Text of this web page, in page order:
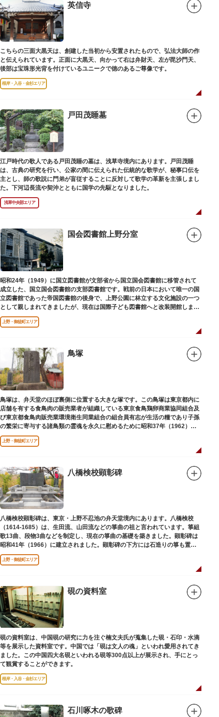
英信寺
こちらの三面大黒天は、創建した当初から安置されたもので、弘法大師の作
と伝えられています。正面に大黒天、向かって右は弁財天、左が毘沙門天、
後部は宝珠形光背を付けているユニークで徳のあるご尊像です。
根岸・入谷・金杉エリア
戸田茂睡墓
江戸時代の歌人である戸田茂睡の墓は、浅草寺境内にあります。戸田茂睡
は、古典の研究を行い、公家の間に伝えられた伝統的な歌学が、秘事口伝を
主とし、師の歌説に門弟が盲従することに反対して歌学の革新を主張しまし
た。下河辺長流や契沖とともに国学の先駆となりました。
浅草中央部エリア
国会図書館上野分室
昭和24年（1949）に国立図書館が文部省から国立国会図書館に移管されて
成立した、国立国会図書館の支部図書館です。戦前の日本において唯一の国
立図書館であった帝国図書館の後身で、上野公園に林立する文化施設の一つ
として親しまれてきましたが、現在は国際子ども図書館へと改装開館しまし
た。
上野・御徒町エリア
鳥塚
鳥塚は、弁天堂のほぼ裏側に位置する大きな塚です。この鳥塚は東京都内に
店舗を有する食鳥肉の販売業者が組織している東京食鳥鶏卵商業協同組合及
び東京都食鳥肉販売業環境衛生同業組合の組合員有志が生活の糧であり子孫
の繁栄に寄与する諸鳥類の霊魂を永久に慰めるために昭和37年（1962）に
建立されました。
上野・御徒町エリア
八橋検校顕彰碑
八橋検校顕彰碑は、東京・上野不忍池の弁天堂境内にあります。八橋検校
（1614-1685）は、生田流、山田流などの箏曲の祖と言われています。箏組
歌13曲、段物3曲などを制定し、現在の箏曲の基礎を築きました。顕彰碑は
昭和41年（1966）に建立されました。顕彰碑の下方には石造りの箏も置か
れています。
上野・御徒町エリア
硯の資料室
硯の資料室は、中国硯の研究に力を注ぐ楠文夫氏が蒐集した硯・石印・水滴
等を展示した資料室です。中国では「硯は文人の魂」といわれ愛用されてき
ました。この中国四大名硯といわれる硯等300点以上が展示され、手にとっ
て観賞することができます。
根岸・入谷・金杉エリア
石川啄木の歌碑